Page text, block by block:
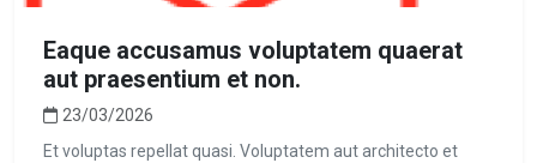
Eaque accusamus voluptatem quaerat
aut praesentium et non.
23/03/2026
Et voluptas repellat quasi. Voluptatem aut architecto et